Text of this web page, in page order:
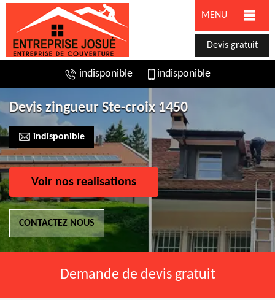
MENU
Devis gratuit
indisponible indisponible
Devis zingueur Ste-croix 1450
indisponible
Voir nos realisations
CONTACTEZ NOUS
Demande de devis gratuit